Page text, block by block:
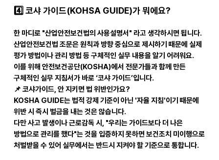
4️코샤 가이드(KOHSA GUIDE)가 뭐에요?
한 마디로 "산업안전보건법의 사용설명서" 라고 생각하시면 됩니다.
산업안전보건법 조문은 원칙과 방향 중심으로 제시하기 때문에 실제
평가 방법이나 관리 방법 등 구체적인 실무 내용을 알기 어려워요.
이를 위해 안전보건공단(KOSHA)에서 전문가들과 함께 만든
구체적인 실무 지침서가 바로 ‘코샤 가이드’입니다.
📌 코샤가이드, 안 지키면 법 위반인가요?
KOSHA GUIDE는 법적 강제 기준이 아닌 '자율 지침'이기 때문에
위반 시 즉시 벌금을 내는 것은 않습니다.
다만 사고 발생이나 근로감독 시, "우리는 가이드보다 더 나은
방법으로 관리를 했다"는 것을 입증하지 못하면 보건조치 미이행으로
처벌받을 수 있어 실무에서는 반드시 지켜야 할 기준으로 통합니다.